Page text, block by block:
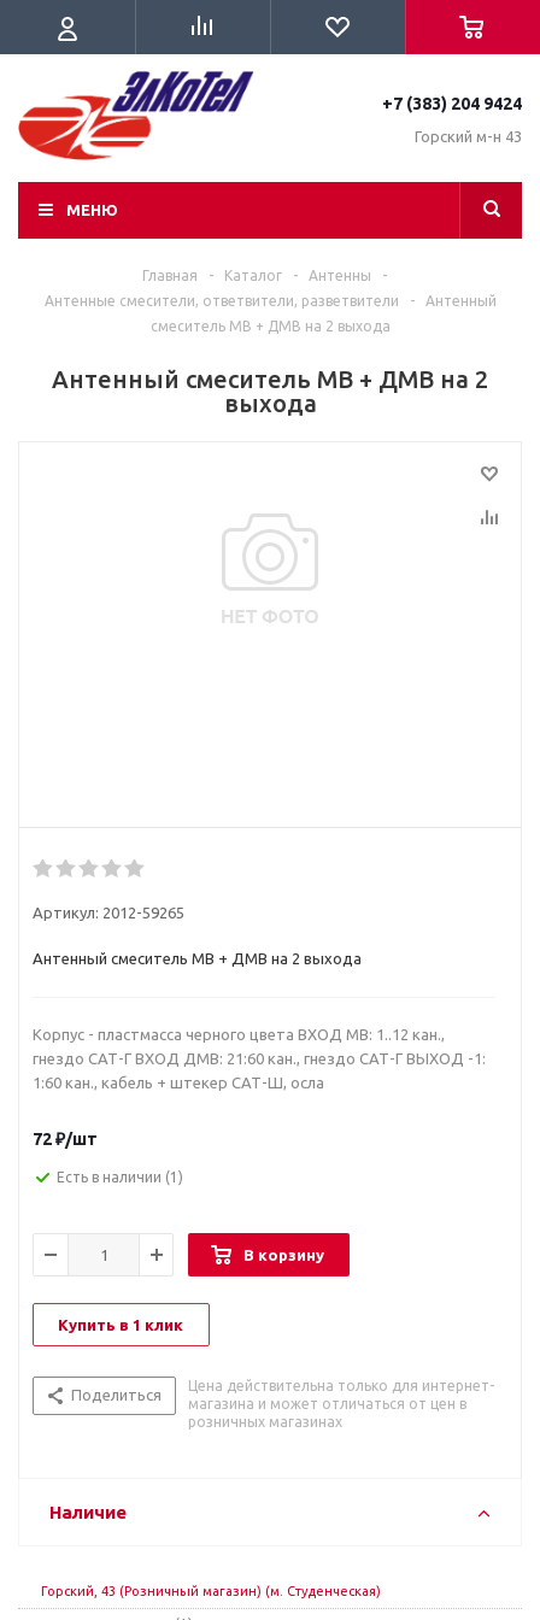
+7 (383) 204 9424
Горский м-н 43
МЕНЮ
Главная - Каталог - Антенны
-
Антенные смесители, ответвители, разветвители
-
Антенный
смеситель МВ + ДМВ на 2 выхода
Антенный смеситель МВ + ДМВ на 2
выхода
Артикул: 2012-59265
Антенный смеситель МВ + ДМВ на 2 выхода
Корпус - пластмасса черного цвета ВХОД МВ: 1..12 кан.,
гнездо САТ-Г ВХОД ДМВ: 21:60 кан., гнездо САТ-Г ВЫХОД -1:
1:60 кан., кабель + штекер САТ-Ш, осла
72₽/шт
Есть в наличии (1)
В корзину
Купить в 1 клик
Поделиться
Цена действительна только для интернет-
магазина и может отличаться от цен в
розничных магазинах
Наличие
Горский, 43 (Розничный магазин) (м. Студенческая)